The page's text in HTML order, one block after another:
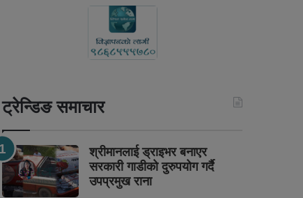
ट्रेन्डिङ समाचार
श्रीमानलाई ड्राइभर बनाएर
सरकारी गाडीको दुरुपयोग गर्दै
उपप्रमुख राना